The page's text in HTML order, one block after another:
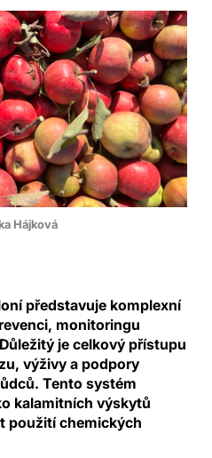
Hájková
představuje komplexní
monitoringu
je celkový přístupu
výživy a podpory
Tento systém
kalamitních výskytů
použití chemických